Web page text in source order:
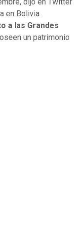
dijo en Twitter
en Bolivia
a las Grandes
un patrimonio